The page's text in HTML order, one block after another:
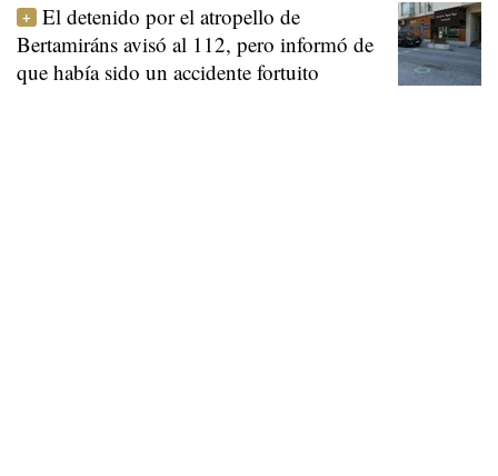
El detenido por el atropello de
Bertamiráns avisó al 112, pero informó de
que había sido un accidente fortuito